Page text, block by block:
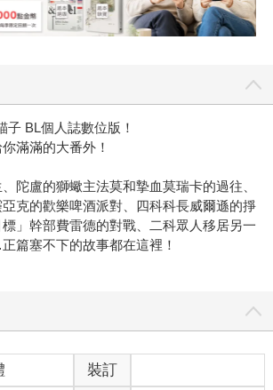
BL個人誌數位版！
滿滿的大番外！
、陀盧的獅蠍主法莫和摯血莫瑞卡的過往、
克的歡樂啤酒派對、四科科長威爾遜的掙
」幹部費雷德的對戰、二科眾人移居另一
篇塞不下的故事都在這裡！
裝訂